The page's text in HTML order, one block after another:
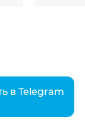
в Telegram